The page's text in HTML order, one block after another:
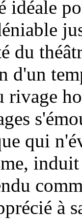
du
d'un
rivage
qui
à